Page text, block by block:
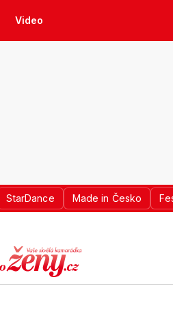
Video
StarDance Made in Česko
BLESK